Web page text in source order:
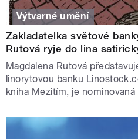
Výtvarné umění
Zakladatelka světové
Rutová ryje do lina
Magdalena Rutová
linorytovou banku
kniha Mezitím, je